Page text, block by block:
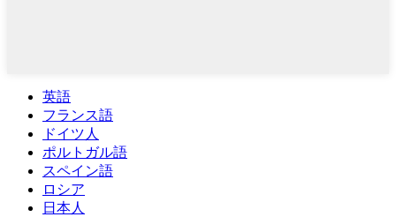
英語
フランス語
ドイツ人
ポルトガル語
スペイン語
ロシア
日本人